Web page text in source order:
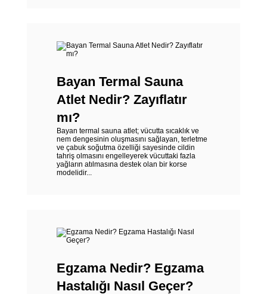
Bayan Termal Sauna
Atlet Nedir? Zayıflatır
mı?
Bayan termal sauna atlet; vücutta sıcaklık ve
nem dengesinin oluşmasını sağlayan, terletme
ve çabuk soğutma özelliği sayesinde cildin
tahriş olmasını engelleyerek vücuttaki fazla
yağların atılmasına destek olan bir korse
modelidir...
Egzama Nedir? Egzama
Hastalığı Nasıl Geçer?